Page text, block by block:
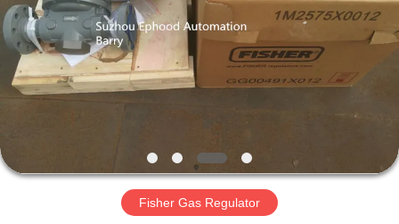
PRODOTTI
DI
VISITA
Fisher Gas Regulator